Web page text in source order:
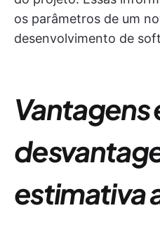
os parâmetros de um
desenvolvimento de
Vantagens
estimativa